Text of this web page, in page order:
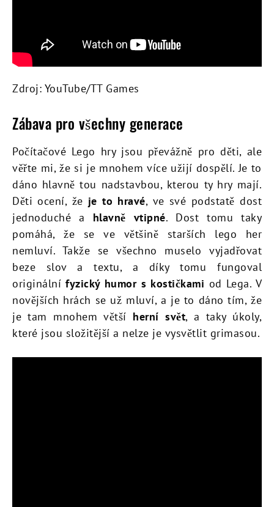
Zdroj: YouTube/TT Games
Zábava pro všechny generace
Počítačové Lego hry jsou převážně pro děti, ale
věřte mi, že si je mnohem více užijí dospělí. Je to
dáno hlavně tou nadstavbou, kterou ty hry mají.
Děti ocení, že je to hravé, ve své podstatě dost
jednoduché a hlavně vtipné. Dost tomu taky
pomáhá, že se ve většině starších lego her
nemluví. Takže se všechno muselo vyjadřovat
beze slov a textu, a díky tomu fungoval
originálnífyzický humor s kostičkami od Lega. V
novějších hrách se už mluví, a je to dáno tím, že
je tam mnohem větší herní svět, a taky úkoly,
které jsou složitější a nelze je vysvětlit grimasou.